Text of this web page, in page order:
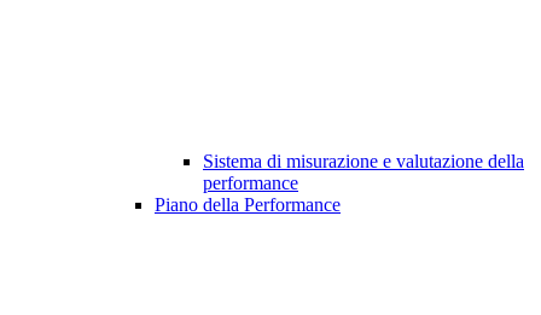
Sistema di misurazione e valutazione della
performance
Piano della Performance